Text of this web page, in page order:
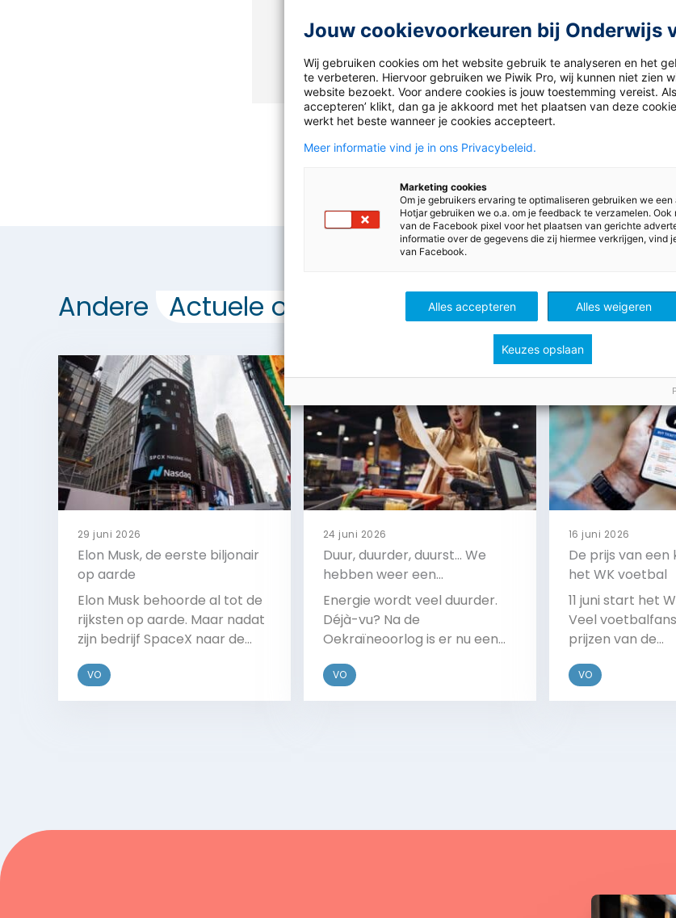
Andere Actuele opdracht Economie
29 juni 2026
Elon Musk, de eerste biljonair
op aarde
Elon Musk behoorde al tot de
rijksten op aarde. Maar nadat
zijn bedrijf SpaceX naar de
echt de rijkste. Hij is de eerste
biljonair op aarde.
VO
24 juni 2026
Duur, duurder, duurst… We
hebben weer een
inflatieprobleem
Energie wordt veel duurder.
Déjà-vu? Na de
Oekraïneoorlog is er nu een
dubbele inflatiecijfers dreigt
te zorgen.
VO
16 juni 2026
De prijs van
het WK voetbal
11 juni start het
Veel
prijzen van de
hoog. Dat zorgt voor veel
kritiek.
VO
Jouw cookievoorkeuren bij Onderwijs
Wij gebruiken cookies om het website gebruik te analyseren en het
te verbeteren. Hiervoor gebruiken we Piwik Pro, wij kunnen niet zien
website bezoekt. Voor andere cookies is jouw toestemming vereist. Als
accepteren’ klikt, dan ga je akkoord met het plaatsen van deze
werkt het beste wanneer je cookies accepteert.
Meer informatie vind je in ons Privacybeleid.
Marketing cookies
Om je gebruikers ervaring te optimaliseren gebruiken we
Hotjar gebruiken we o.a. om je feedback te verzamelen. Ook
van de Facebook pixel voor het plaatsen van gerichte
informatie over de gegevens die zij hiermee verkrijgen, vind
van Facebook.
Alles accepteren Alles weigeren
Keuzes opslaan